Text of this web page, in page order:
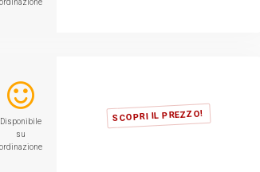
ordinazione
SCOPRI IL PREZZO!
Disponibile
su
ordinazione